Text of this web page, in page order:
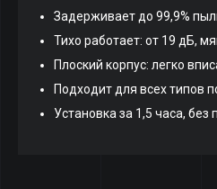
Задерживает до 99,9%
Тихо работает: от 19 дБ,
Плоский корпус: легко
Подходит для всех типов
Установка за 1,5 часа, без